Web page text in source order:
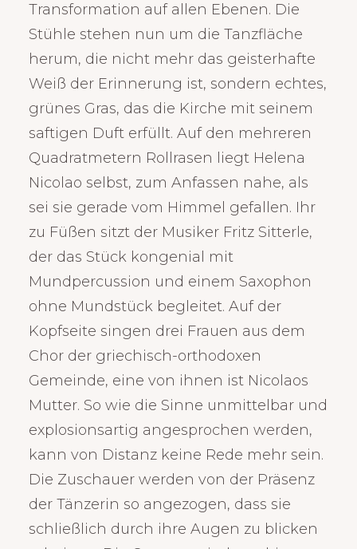
Transformation auf allen Ebenen. Die
Stühle stehen nun um die Tanzfläche
herum, die nicht mehr das geisterhafte
Weiß der Erinnerung ist, sondern echtes,
grünes Gras, das die Kirche mit seinem
saftigen Duft erfüllt. Auf den mehreren
Quadratmetern Rollrasen liegt Helena
Nicolao selbst, zum Anfassen nahe, als
sei sie gerade vom Himmel gefallen. Ihr
zu Füßen sitzt der Musiker Fritz Sitterle,
der das Stück kongenial mit
Mundpercussion und einem Saxophon
ohne Mundstück begleitet. Auf der
Kopfseite singen drei Frauen aus dem
Chor der griechisch-orthodoxen
Gemeinde, eine von ihnen ist Nicolaos
Mutter. So wie die Sinne unmittelbar und
explosionsartig angesprochen werden,
kann von Distanz keine Rede mehr sein.
Die Zuschauer werden von der Präsenz
der Tänzerin so angezogen, dass sie
schließlich durch ihre Augen zu blicken